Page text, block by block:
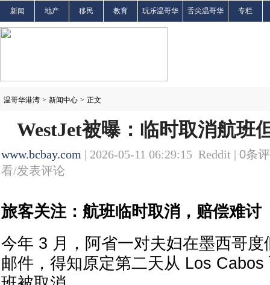
新闻 地产 移民 教育 玩乐温哥华 舌尖温哥华 专栏
温哥华港湾 > 新闻中心 > 正文
WestJet被曝：临时取消航班
www.bcbay.com | 2026-05-11 06:29:15 Reddit | 0条
看/发表评论
旅客关注：航班临时取消，赔偿难讨
今年 3 月，阿省一对夫妇在墨西哥
邮件，得知原定第二天从 Los